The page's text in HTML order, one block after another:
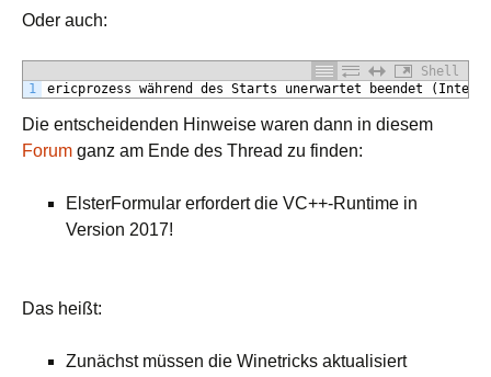
Oder auch:
Shell
1
ericprozess während des Starts unerwartet beendet
Die entscheidenden Hinweise waren dann in diesem
Forum ganz am Ende des Thread zu finden:
ElsterFormular erfordert die VC++-Runtime in
Version 2017!
Das heißt:
Zunächst müssen die Winetricks aktualisiert